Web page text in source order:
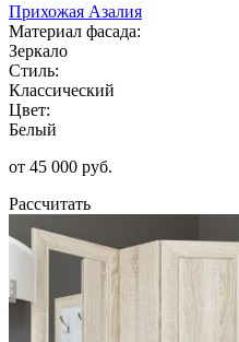
Прихожая Азалия
Материал фасада:
Зеркало
Стиль:
Классический
Цвет:
Белый
от 45 000 руб.
Рассчитать